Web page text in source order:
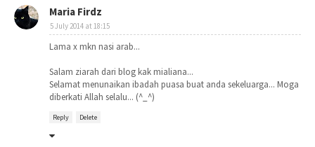
Maria Firdz
5 July 2014 at 18:15
Lama x mkn nasi arab...
Salam ziarah dari blog kak mialiana...
Selamat menunaikan ibadah puasa buat anda sekeluarga... Moga
diberkati Allah selalu... (^_^)
Reply Delete